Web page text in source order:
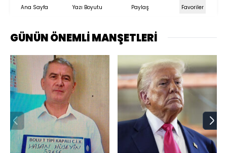
Ana Sayfa Yazı Boyutu Paylaş Favoriler
GÜNÜN ÖNEMLİ MANŞETLERİ